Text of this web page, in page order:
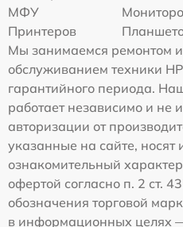
МФУ
Принтеров
Мы занимаемся ремонтом
обслуживанием техники
гарантийного периода.
работает независимо и не
авторизации от
указанные на сайте, носят
ознакомительный
офертой согласно п. 2 ст.
обозначения торговой
в информационных целях